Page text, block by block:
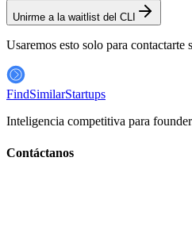
Unirme a la waitlist del CLI
Usaremos esto solo para
FindSimilarStartups
Inteligencia competitiva para
Contáctanos